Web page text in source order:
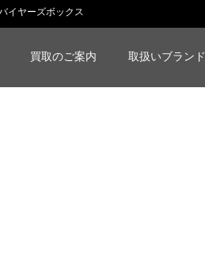
イヤーズボックス
買取のご案内 取扱いブランド